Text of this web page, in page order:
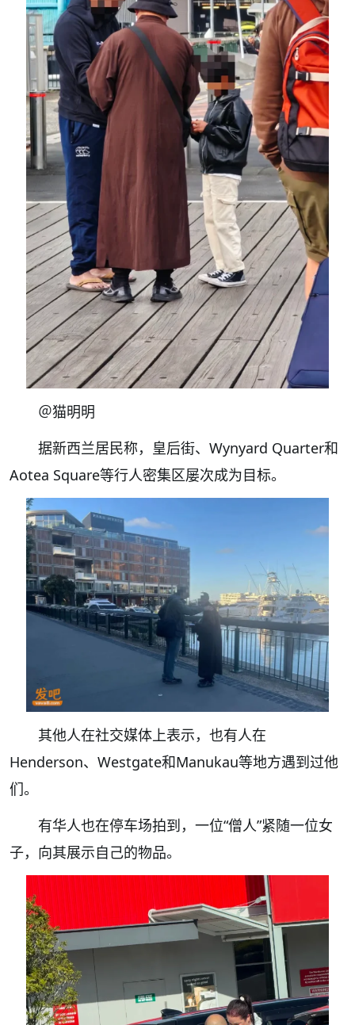
＠猫明明
据新西兰居民称，皇后街、Wynyard Quarter和
Aotea Square等行人密集区屡次成为目标。
其他人在社交媒体上表示，也有人在
Henderson、Westgate和Manukau等地方遇到过他
们。
有华人也在停车场拍到，一位“僧人”紧随一位女
子，向其展示自己的物品。